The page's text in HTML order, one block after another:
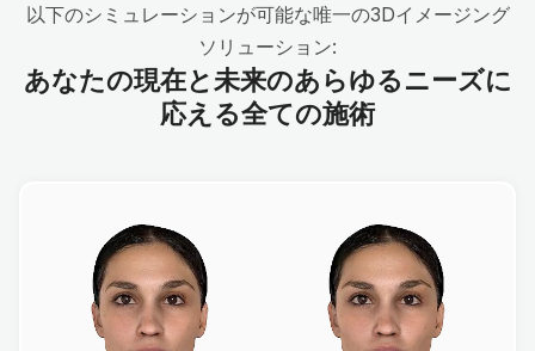
以下のシミュレーションが可能な唯一の3Dイメージング
ソリューション:
あなたの現在と未来のあらゆるニーズに
応える全ての施術